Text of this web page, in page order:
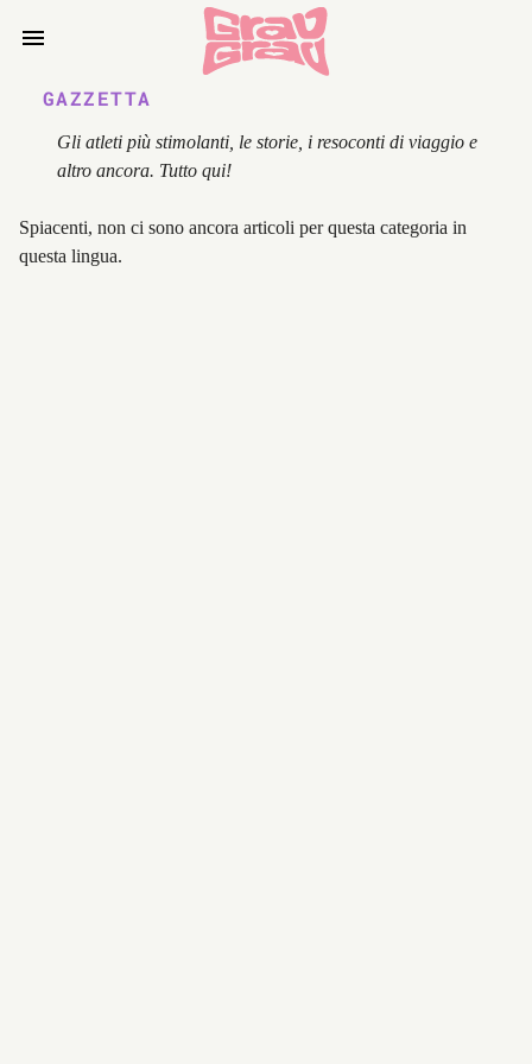
GAZZETTA
Gli atleti più stimolanti, le storie, i resoconti di viaggio e
altro ancora. Tutto qui!
Spiacenti, non ci sono ancora articoli per questa categoria in
questa lingua.